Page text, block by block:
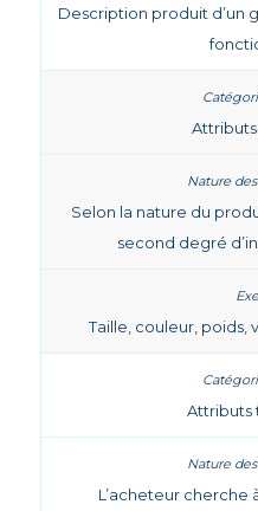
Description produit d’un
Selon la nature du
second degré
Taille, couleur, poids,
Attributs
L’acheteur cherche